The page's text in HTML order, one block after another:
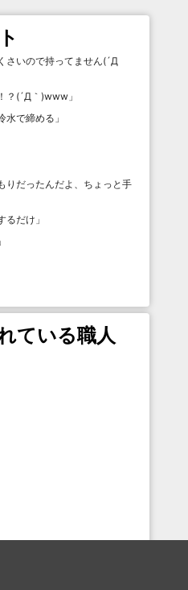
さいので持ってません(´Д
？(´Д｀)www 」
水で締める 」
りだったんだよ、ちょっと手
るだけ 」
」
ている職人